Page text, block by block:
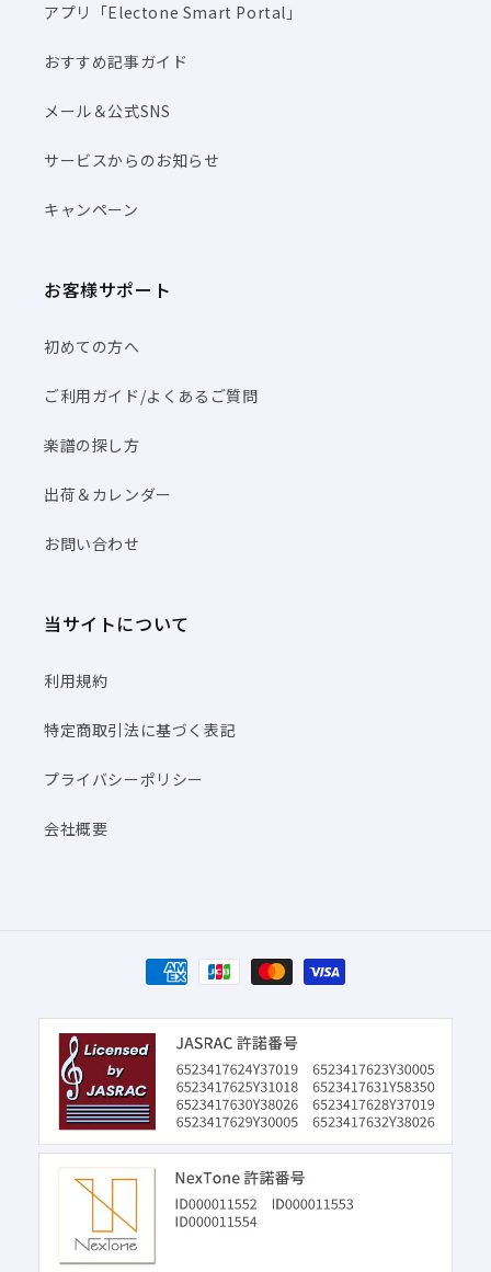
アプリ「Electone Smart Portal」
おすすめ記事ガイド
メール＆公式SNS
サービスからのお知らせ
キャンペーン
お客様サポート
初めての方へ
ご利用ガイド/よくあるご質問
楽譜の探し方
出荷＆カレンダー
お問い合わせ
当サイトについて
利用規約
特定商取引法に基づく表記
プライバシーポリシー
会社概要
決
済
方
法